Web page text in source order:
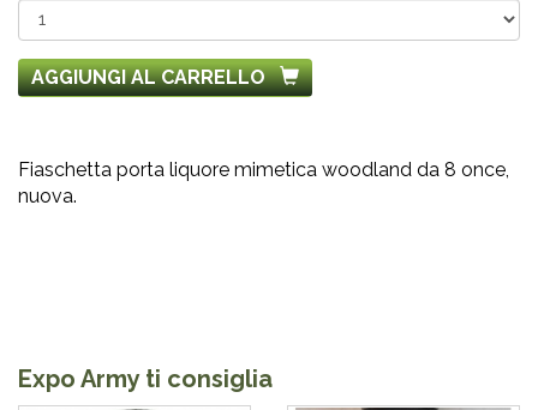
AGGIUNGI AL CARRELLO
Fiaschetta porta liquore mimetica woodland da 8 once,
nuova.
Expo Army ti consiglia